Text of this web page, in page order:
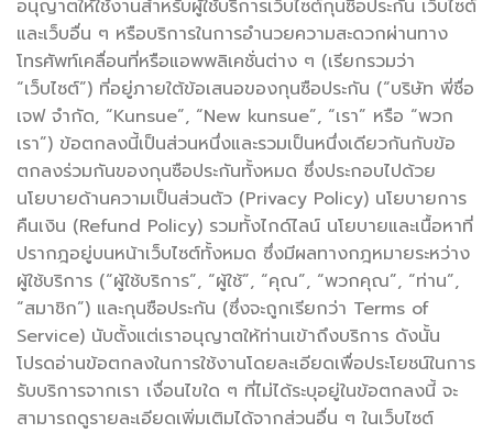
อนุญาตให้ใช้งานสำหรับผู้ใช้บริการเว็บไซต์กุนซือประกัน เว็บไซต์
และเว็บอื่น ๆ หรือบริการในการอำนวยความสะดวกผ่านทาง
โทรศัพท์เคลื่อนที่หรือแอพพลิเคชั่นต่าง ๆ (เรียกรวมว่า
“เว็บไซต์”) ที่อยู่ภายใต้ข้อเสนอของกุนซือประกัน (“บริษัท พี่ชื่อ
เจฟ จำกัด, “Kunsue”, “New kunsue”, “เรา” หรือ “พวก
เรา”) ข้อตกลงนี้เป็นส่วนหนึ่งและรวมเป็นหนึ่งเดียวกันกับข้อ
ตกลงร่วมกันของกุนซือประกันทั้งหมด ซึ่งประกอบไปด้วย
นโยบายด้านความเป็นส่วนตัว (Privacy Policy) นโยบายการ
คืนเงิน (Refund Policy) รวมทั้งไกด์ไลน์ นโยบายและเนื้อหาที่
ปรากฎอยู่บนหน้าเว็บไซต์ทั้งหมด ซึ่งมีผลทางกฎหมายระหว่าง
ผู้ใช้บริการ (“ผู้ใช้บริการ”, “ผู้ใช้”, “คุณ”, “พวกคุณ”, “ท่าน”,
“สมาชิก”) และกุนซือประกัน (ซึ่งจะถูกเรียกว่า Terms of
Service) นับตั้งแต่เราอนุญาตให้ท่านเข้าถึงบริการ ดังนั้น
โปรดอ่านข้อตกลงในการใช้งานโดยละเอียดเพื่อประโยชน์ในการ
รับบริการจากเรา เงื่อนไขใด ๆ ที่ไม่ได้ระบุอยู่ในข้อตกลงนี้ จะ
สามารถดูรายละเอียดเพิ่มเติมได้จากส่วนอื่น ๆ ในเว็บไซต์